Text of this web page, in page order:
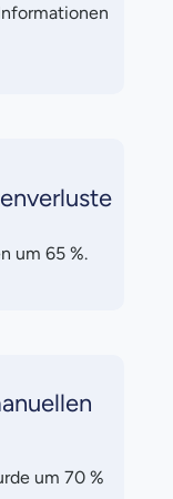
um 65 %.
um 70 %